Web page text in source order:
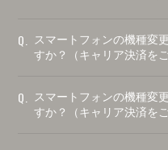
Q.
スマートフォンの機種変
すか？（キャリア決済を
Q.
スマートフォンの機種変
すか？（キャリア決済を